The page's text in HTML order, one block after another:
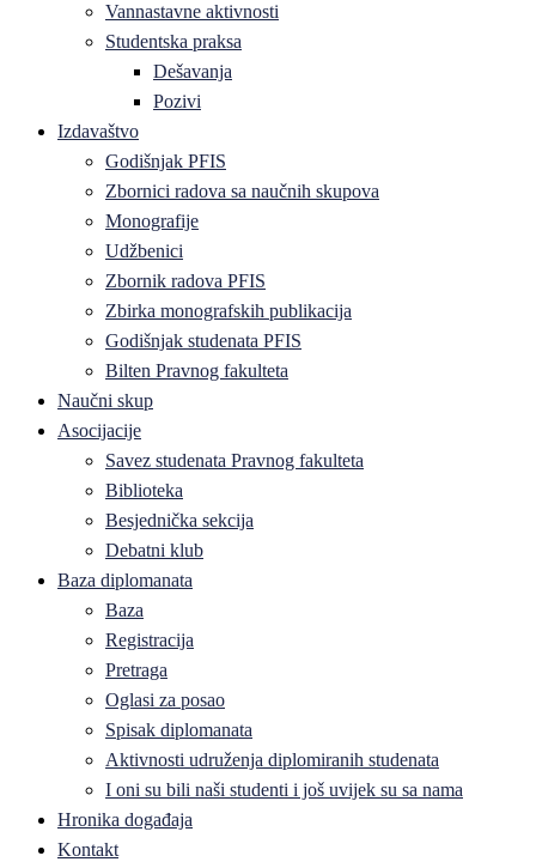
Vannastavne aktivnosti
Studentska praksa
Dešavanja
Pozivi
Izdavaštvo
Godišnjak PFIS
Zbornici radova sa naučnih skupova
Monografije
Udžbenici
Zbornik radova PFIS
Zbirka monografskih publikacija
Godišnjak studenata PFIS
Bilten Pravnog fakulteta
Naučni skup
Asocijacije
Savez studenata Pravnog fakulteta
Biblioteka
Besjednička sekcija
Debatni klub
Baza diplomanata
Baza
Registracija
Pretraga
Oglasi za posao
Spisak diplomanata
Aktivnosti udruženja diplomiranih studenata
I oni su bili naši studenti i još uvijek su sa nama
Hronika događaja
Kontakt